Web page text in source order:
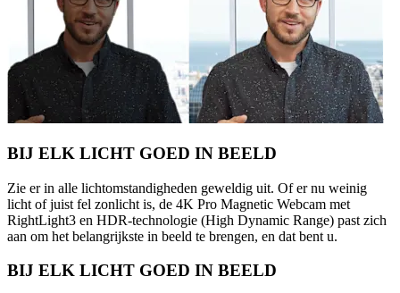
BIJ ELK LICHT GOED IN BEELD
Zie er in alle lichtomstandigheden geweldig uit. Of er nu weinig
licht of juist fel zonlicht is, de 4K Pro Magnetic Webcam met
RightLight3 en HDR-technologie (High Dynamic Range) past zich
aan om het belangrijkste in beeld te brengen, en dat bent u.
BIJ ELK LICHT GOED IN BEELD